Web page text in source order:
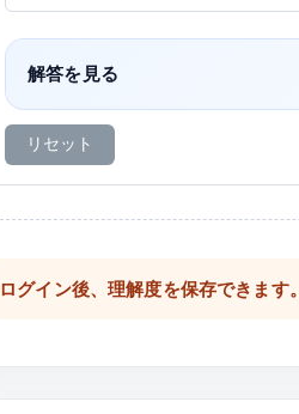
解答を見る
リセット
ログイン後、理解度を保存できます。